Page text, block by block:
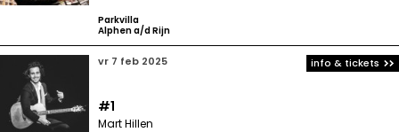
Parkvilla
Alphen a/d Rijn
vr 7 feb 2025
#1
Mart Hillen
info & tickets